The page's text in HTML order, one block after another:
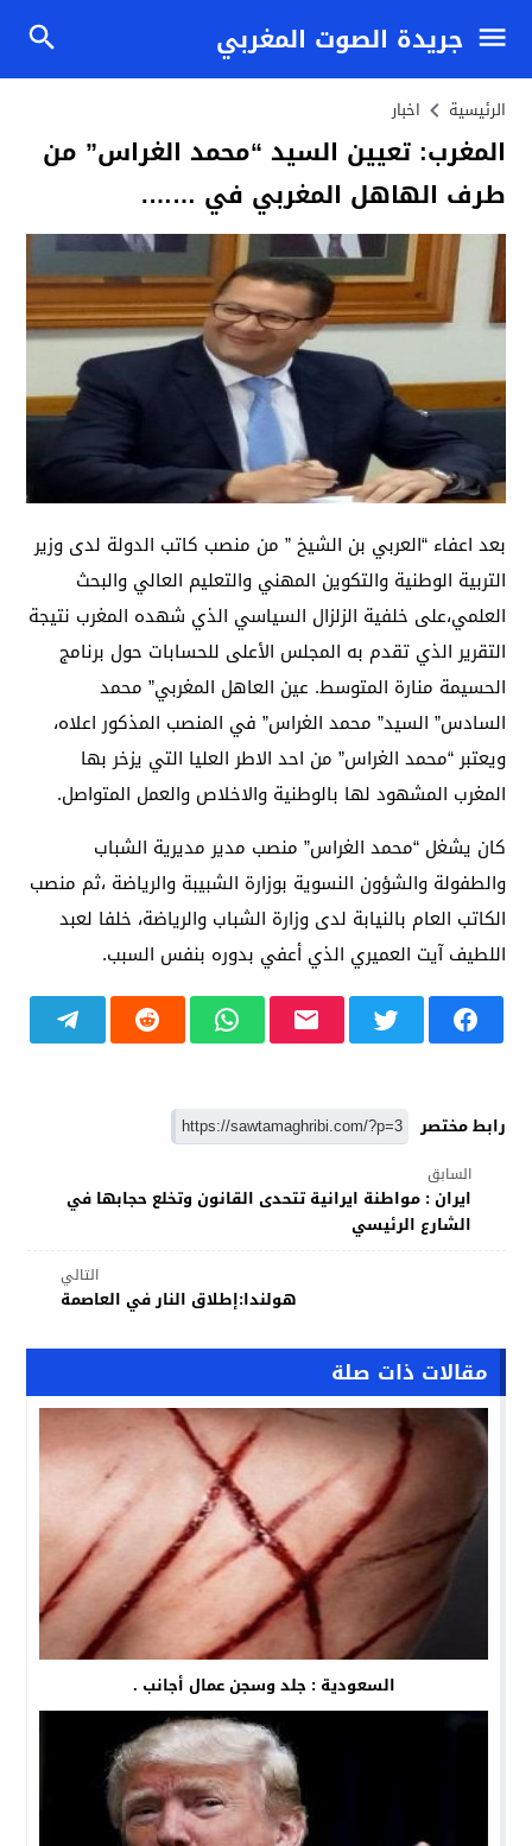
جريدة الصوت المغربي
الرئيسية اخبار
المغرب: تعيين السيد “محمد الغراس” من
طرف الهاهل المغربي في …….
بعد اعفاء “العربي بن الشيخ ” من منصب كاتب الدولة لدى وزير
التربية الوطنية والتكوين المهني والتعليم العالي والبحث
العلمي،على خلفية الزلزال السياسي الذي شهده المغرب نتيجة
التقرير الذي تقدم به المجلس الأعلى للحسابات حول برنامج
الحسيمة منارة المتوسط. عين العاهل المغربي” محمد
السادس” السيد” محمد الغراس” في المنصب المذكور اعلاه،
ويعتبر “محمد الغراس” من احد الاطر العليا التي يزخر بها
المغرب المشهود لها بالوطنية والاخلاص والعمل المتواصل.
كان يشغل “محمد الغراس” منصب مدير مديرية الشباب
والطفولة والشؤون النسوية بوزارة الشبيبة والرياضة ،ثم منصب
الكاتب العام بالنيابة لدى وزارة الشباب والرياضة، خلفا لعبد
اللطيف آيت العميري الذي أعفي بدوره بنفس السبب.
رابط مختصر
السابق
ايران : مواطنة ايرانية تتحدى القانون وتخلع حجابها في
الشارع الرئيسي
التالي
هولندا:إطلاق النار في العاصمة
مقالات ذات صلة
السعودية : جلد وسجن عمال أجانب .